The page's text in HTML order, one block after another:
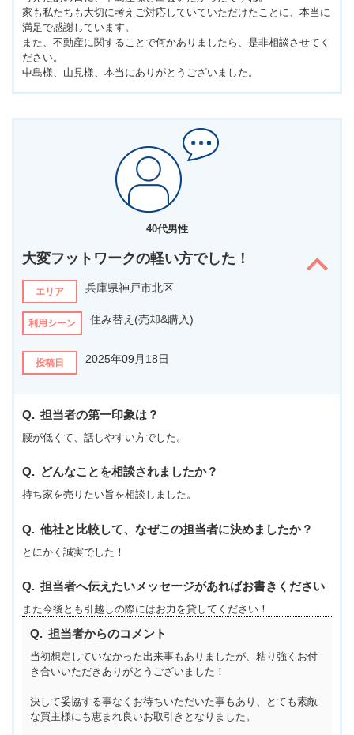
家も私たちも大切に考えご対応していていただけたことに、本当に
満足で感謝しています。
また、不動産に関することで何かありましたら、是非相談させてく
ださい。
中島様、山見様、本当にありがとうございました。
40代男性
大変フットワークの軽い方でした！
エリア 兵庫県神戸市北区
利用シーン 住み替え(売却&購入)
投稿日 2025年09月18日
担当者の第一印象は？
腰が低くて、話しやすい方でした。
どんなことを相談されましたか？
持ち家を売りたい旨を相談しました。
他社と比較して、なぜこの担当者に決めましたか？
とにかく誠実でした！
担当者へ伝えたいメッセージがあればお書きください
また今後とも引越しの際にはお力を貸してください！
担当者からのコメント
当初想定していなかった出来事もありましたが、粘り強くお付
き合いいただきありがとうございました！
決して妥協する事なくお待ちいただいた事もあり、とても素敵
な買主様にも恵まれ良いお取引きとなりました。